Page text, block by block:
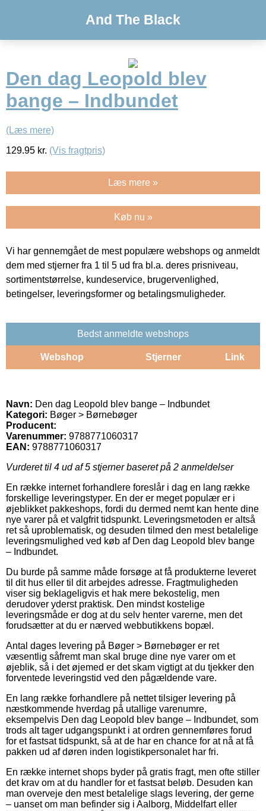
And The Black
Den dag Leopold blev
bange – Indbundet
(Læs mere)
129.95 kr. (Vis fragtpris)
Læs mere »
Køb nu »
Vi har gennemgået de mest populære webshops og anmeldt
dem med stjerner fra 1 til 5 ud fra bl.a. deres prisniveau,
sortimentstørrelse, kundeservice, brugervenlighed,
betingelser, leveringsformer og betalingsmuligheder.
Bedst anmeldte webshops
Webshop Stjerner Link
Navn: Den dag Leopold blev bange – Indbundet
Kategori: Bøger > Børnebøger
Producent:
Varenummer: 9788771060317
EAN: 9788771060317
Vurderet til 4 ud af 5 stjerner baseret på 2 anmeldelser
En række internet forhandlere foreslår i dag en lang række
forskellige leveringstyper. En der er meget populær er i
øjeblikket pakkeshops, fordi du dermed nemt kan hente dine
nye varer på et valgfrit tidspunkt. Leveringsmetoden er altså
ret så uproblematisk, og desuden tilmed den mest betalelige
leveringsmulighed ved køb af Den dag Leopold blev bange
– Indbundet.
Du burde på samme måde forsøge at få produkterne leveret
til dit hus eller til dit arbejdes adresse. Fragtmuligheden
viser sig beklageligvis et hak mere bekostelig, men
derudover yderst praktisk. Den mindst kostelige
leveringsmåde er dog at du selv henter varerne, men det
forudsætter at du er nærved webbutikkens bopæl.
Antal dages levering på Bøger > Børnebøger er ret
væsentlig såfremt man skal bruge dine nye varer om et
øjeblik, så i det øjemed er det skam vigtigt at du tjekker den
forventede leveringstid ved den pågældende vare.
En lang række forhandlere på nettet tilsiger levering på
næstkommende hverdag på utallige varenumre,
eksempelvis Den dag Leopold blev bange – Indbundet, som
trods alt tager udgangspunkt i at ordren gennemføres forud
for et fastsat tidspunkt, så at de har en chance for at nå at få
pakken ud af døren inden logistikpersonalet har fri.
En række internet shops byder på gratis fragt, men ofte stiller
det krav om at du handler for et fastsat beløb. Desuden kan
man overveje den mest betalelige slags levering, der gerne
– uanset om man befinder sig i Aalborg, Middelfart eller